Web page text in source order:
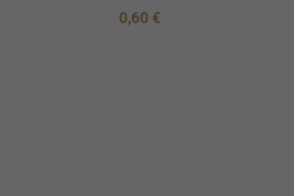
0,60 €